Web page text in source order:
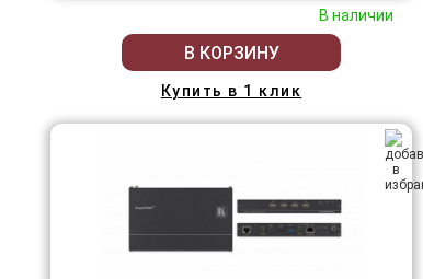
В наличии
В КОРЗИНУ
Купить в 1 клик